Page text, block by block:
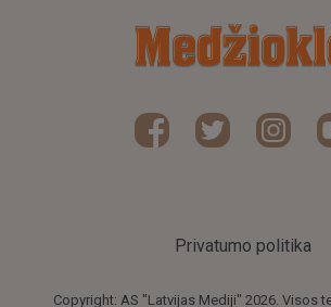
Copyright: AS "Latvijas Mediji" 2026. Visos
Privatumo politika